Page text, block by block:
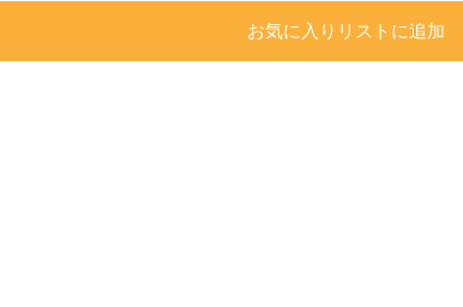
お気に入りリストに追加